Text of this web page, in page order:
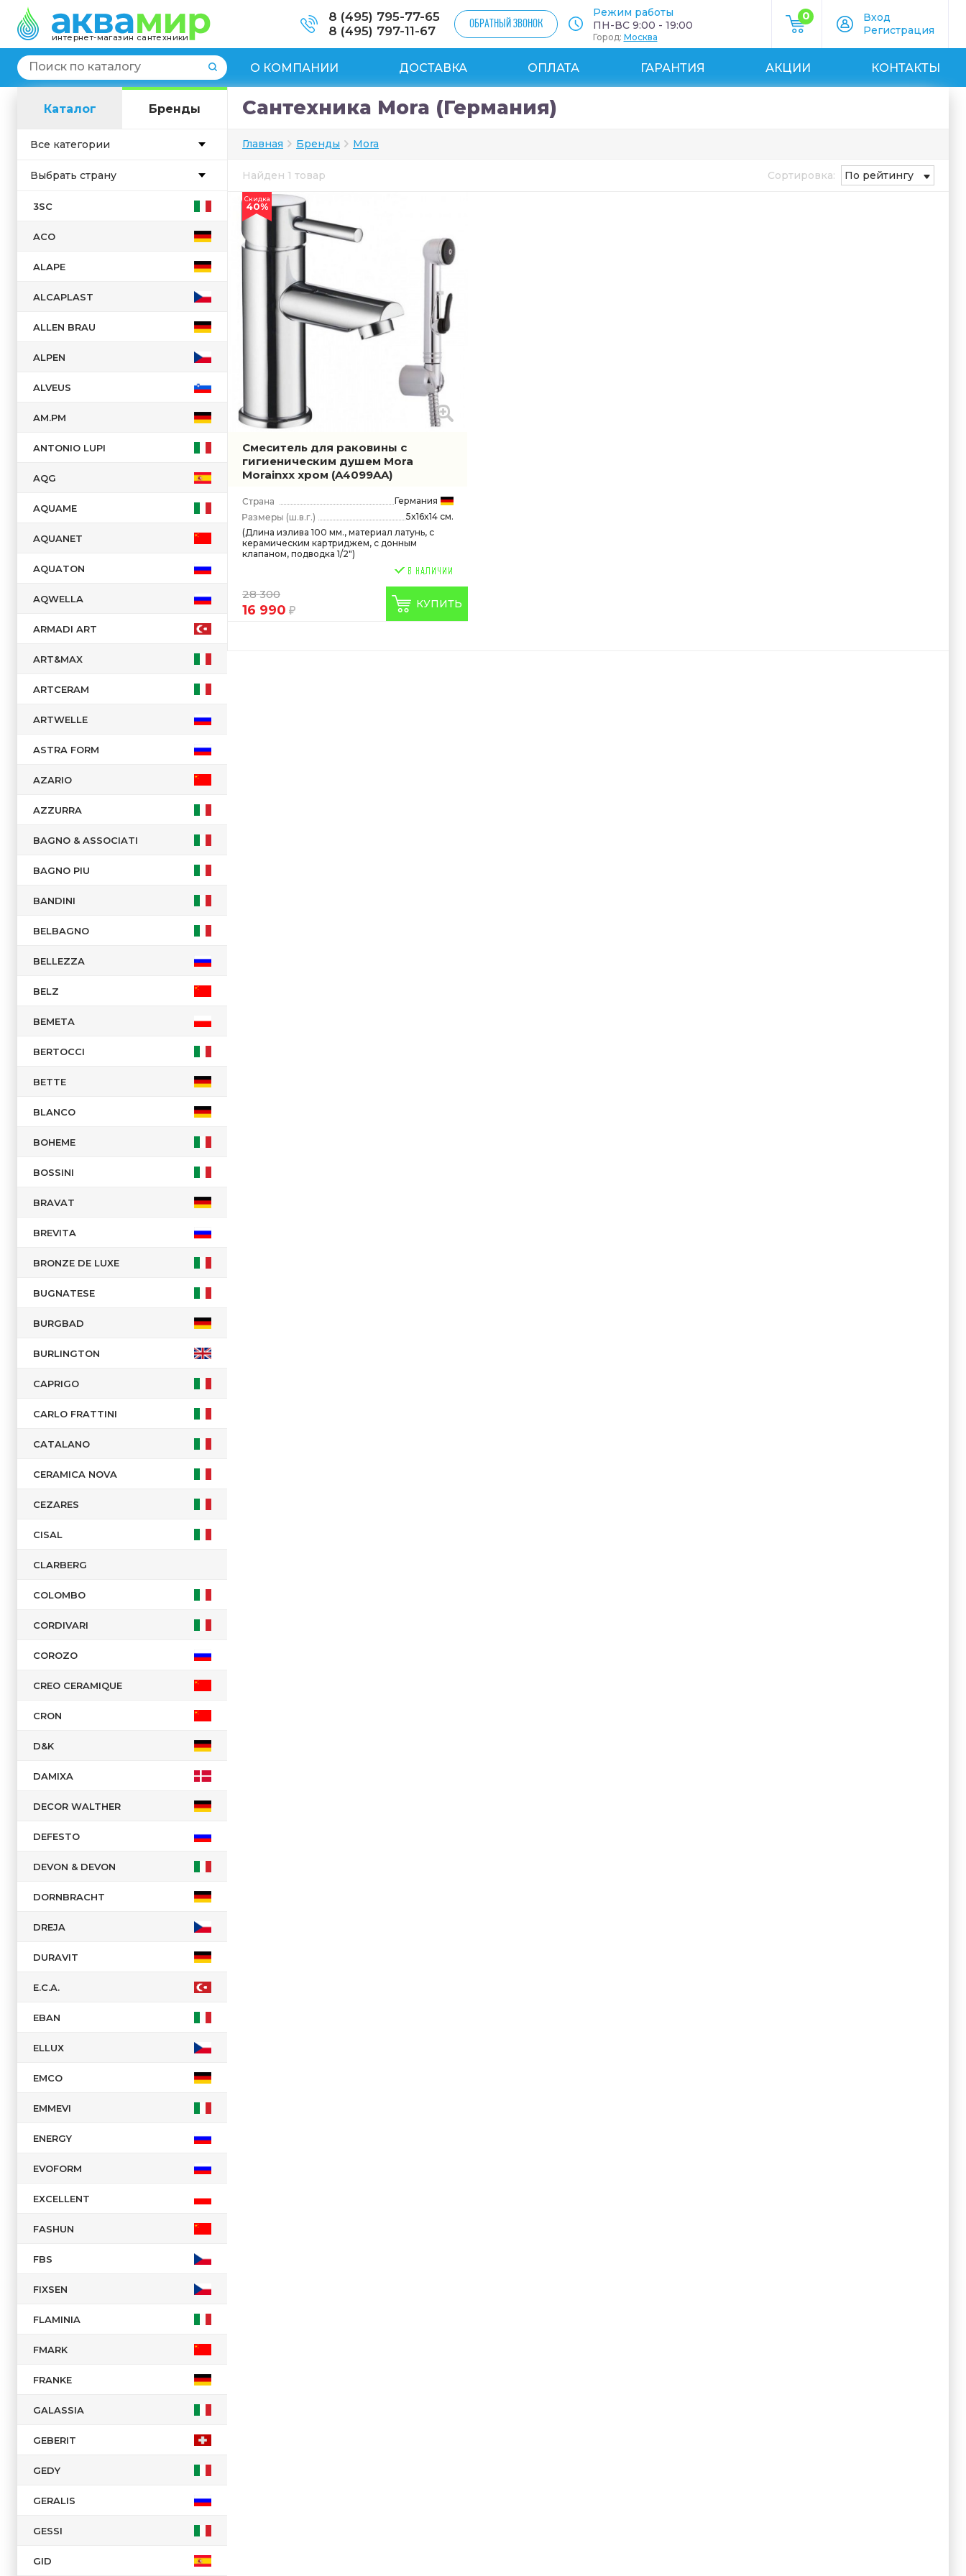
интернет-магазин сантехники
8 (495) 795-77-65
8 (495) 797-11-67
ОБРАТНЫЙ ЗВОНОК
Режим работы
ПН-ВС 9:00 - 19:00
Город: Москва
0
Вход
Регистрация
О КОМПАНИИ ДОСТАВКА ОПЛАТА ГАРАНТИЯ АКЦИИ КОНТАКТЫ
Каталог Бренды
Все категории
Выбрать страну
Англия
Испания
Латвия
Польша
Сербия
Турция
Финляндия
Чехия
Швейцария
3SC
ACO
ALAPE
ALCAPLAST
ALLEN BRAU
ALPEN
ALVEUS
AM.PM
ANTONIO LUPI
AQG
AQUAME
AQUANET
AQUATON
AQWELLA
ARMADI ART
ART&MAX
ARTCERAM
ARTWELLE
ASTRA FORM
AZARIO
AZZURRA
BAGNO & ASSOCIATI
BAGNO PIU
BANDINI
BELBAGNO
BELLEZZA
BELZ
BEMETA
BERTOCCI
BETTE
BLANCO
BOHEME
BOSSINI
BRAVAT
BREVITA
BRONZE DE LUXE
BUGNATESE
BURGBAD
BURLINGTON
CAPRIGO
CARLO FRATTINI
CATALANO
CERAMICA NOVA
CEZARES
CISAL
CLARBERG
COLOMBO
CORDIVARI
COROZO
CREO CERAMIQUE
CRON
D&K
DAMIXA
DECOR WALTHER
DEFESTO
DEVON & DEVON
DORNBRACHT
DREJA
DURAVIT
E.C.A.
EBAN
ELLUX
EMCO
EMMEVI
ENERGY
EVOFORM
EXCELLENT
FASHUN
FBS
FIXSEN
FLAMINIA
FMARK
FRANKE
GALASSIA
GEBERIT
GEDY
GERALIS
GESSI
GID
Сантехника Mora (Германия)
Главная Бренды Mora
Найден 1 товар Сортировка: По рейтингу
Смеситель для раковины с
гигиеническим душем Mora
Morainxx хром (A4099AA)
Скидка
40%
Германия
(ш.в.г.)
5x16x14 см.
(Длина излива 100 мм., материал латунь, с
керамическим картриджем, с донным
клапаном, подводка 1/2")
28 300
16 990 КУПИТЬ